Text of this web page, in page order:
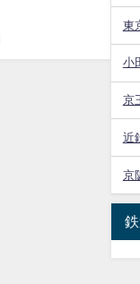
東
小
京
近
京